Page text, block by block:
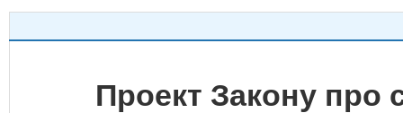
Проект Закону про